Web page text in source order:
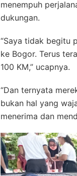
menempuh
dukungan.
“Saya tidak begitu
ke Bogor. Terus
100 KM,” ucapnya.
“Dan ternyata
bukan hal yang
menerima dan